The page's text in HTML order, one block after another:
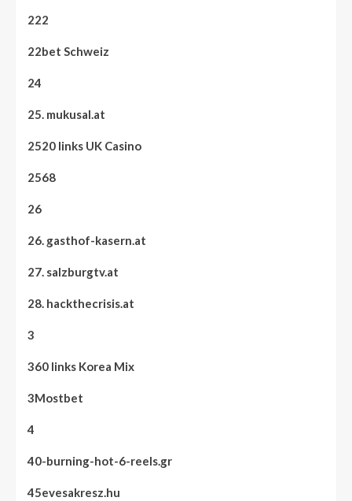
222
22bet Schweiz
24
25. mukusal.at
2520 links UK Casino
2568
26
26. gasthof-kasern.at
27. salzburgtv.at
28. hackthecrisis.at
3
360 links Korea Mix
3Mostbet
4
40-burning-hot-6-reels.gr
45evesakresz.hu